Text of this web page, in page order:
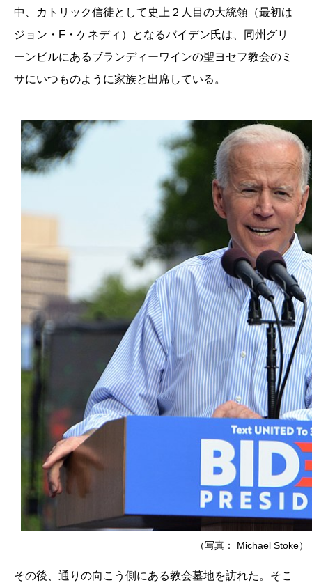
中、カトリック信徒として史上２人目の大統領（最初は
ジョン・F・ケネディ）となるバイデン氏は、同州グリ
ーンビルにあるブランディーワインの聖ヨセフ教会のミ
サにいつものように家族と出席している。
（写真： Michael Stoke）
その後、通りの向こう側にある教会墓地を訪れた。そこ